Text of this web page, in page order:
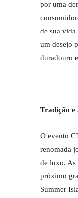
por uma
de sua vida
um desejo
duradouro
Tradição e
O evento
renomada
de luxo. As
próximo
Summer